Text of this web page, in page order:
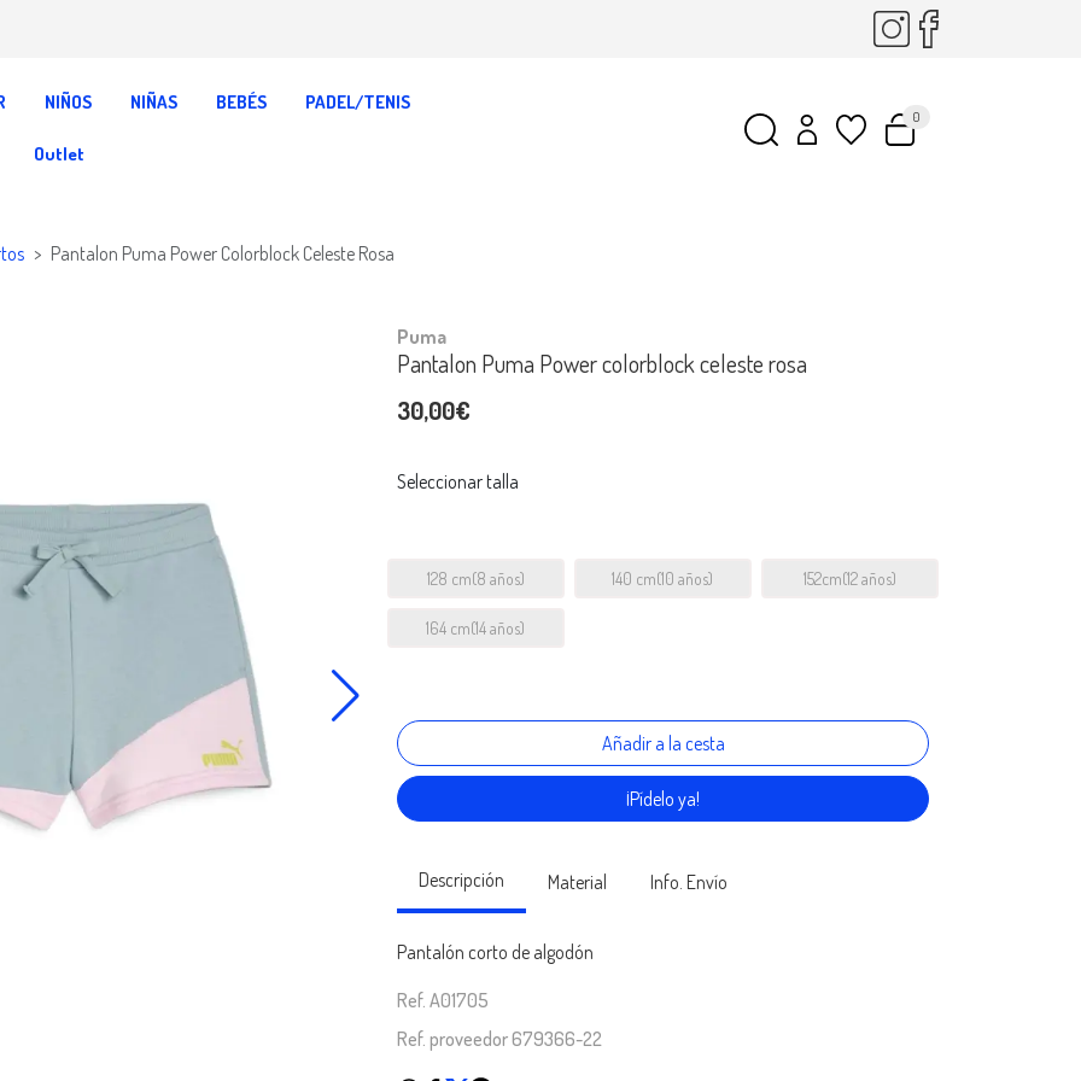
NIÑOS NIÑAS BEBÉS PADEL/TENIS
Outlet
0
Pantalon Puma Power Colorblock Celeste Rosa
Puma
Pantalon Puma Power colorblock celeste rosa
30,00€
Seleccionar talla
128 cm(8 años) 140 cm(10 años) 152cm(12 años)
164 cm(14 años)
¡Pídelo ya!
Descripción Material Info. Envío
Pantalón corto de algodón
Ref. A01705
Ref. proveedor 679366-22